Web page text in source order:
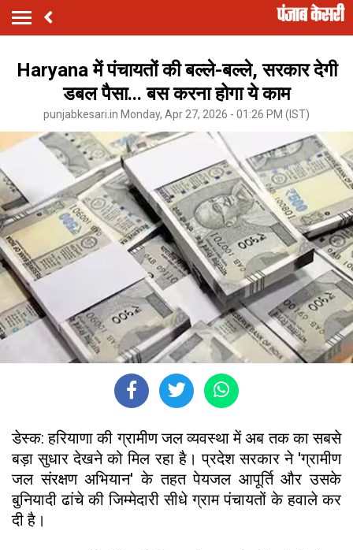
Haryana में पंचायतों की बल्ले-बल्ले, सरकार देगी
डबल पैसा... बस करना होगा ये काम
punjabkesari.in Monday, Apr 27, 2026 - 01:26 PM (IST)
डेस्क: हरियाणा की ग्रामीण जल व्यवस्था में अब तक का सबसे
बड़ा सुधार देखने को मिल रहा है। प्रदेश सरकार ने 'ग्रामीण
जल संरक्षण अभियान' के तहत पेयजल आपूर्ति और उसके
बुनियादी ढांचे की जिम्मेदारी सीधे ग्राम पंचायतों के हवाले कर
दी है।